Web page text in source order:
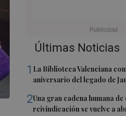
Últimas Noticias
1 La Biblioteca Valenciana
aniversario del legado de
2Una gran cadena humana
reivindicación se vuelve a